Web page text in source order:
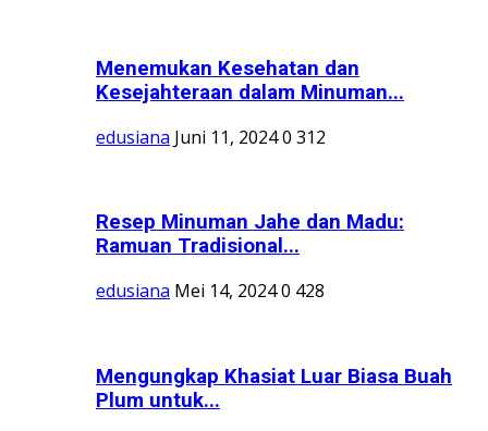
Menemukan Kesehatan dan
Kesejahteraan dalam Minuman...
edusiana Juni 11, 20240 312
Resep Minuman Jahe dan Madu:
Ramuan Tradisional...
edusiana Mei 14, 20240 428
Mengungkap Khasiat Luar Biasa Buah
Plum untuk...